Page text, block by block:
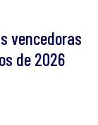
vencedoras
de 2026